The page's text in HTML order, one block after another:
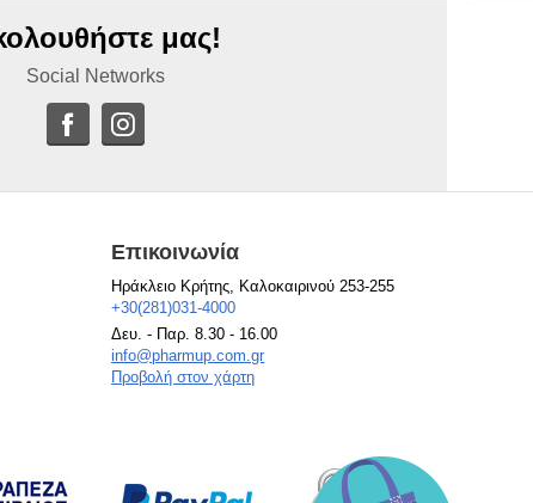
μας!
Social Networks
Επικοινωνία
Ηράκλειο Κρήτης, Καλοκαιρινού 253-255
+30(281)031-4000
Δευ. - Παρ. 8.30 - 16.00
info@pharmup.com.gr
Προβολή στον χάρτη